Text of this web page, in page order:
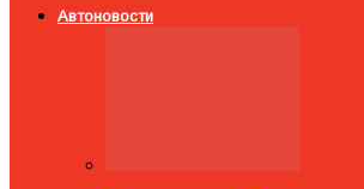
Автоновости